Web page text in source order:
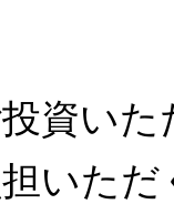
資い
いた